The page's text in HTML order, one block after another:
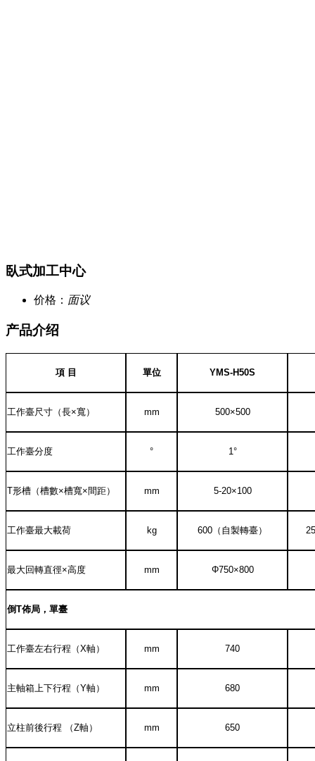
臥式加工中心
价格： 面议
产品介绍
項 目 單位 YMS-H50S
工作臺尺寸（長×寬） mm 500×500
工作臺分度 ° 1°
T形槽（槽數×槽寬×間距） mm 5-20×100
工作臺最大載荷 kg 600 （自製轉臺）
最大回轉直徑×高度 mm Φ750×800
倒T佈局，單臺
工作臺左右行程（X軸） mm 740
主軸箱上下行程（Y軸） mm 680
立柱前後行程 （Z軸） mm 650